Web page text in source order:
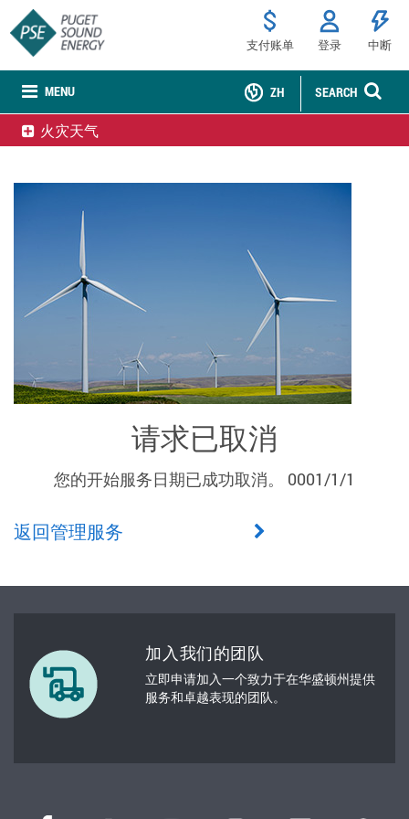
MENU
支付账单 登录 中断
SEARCH
ZH
火灾天气
请求已取消
您的开始服务日期已成功取消。 0001/1/1
返回管理服务
加入我们的团队
立即申请加入一个致力于在华盛顿州提供
服务和卓越表现的团队。